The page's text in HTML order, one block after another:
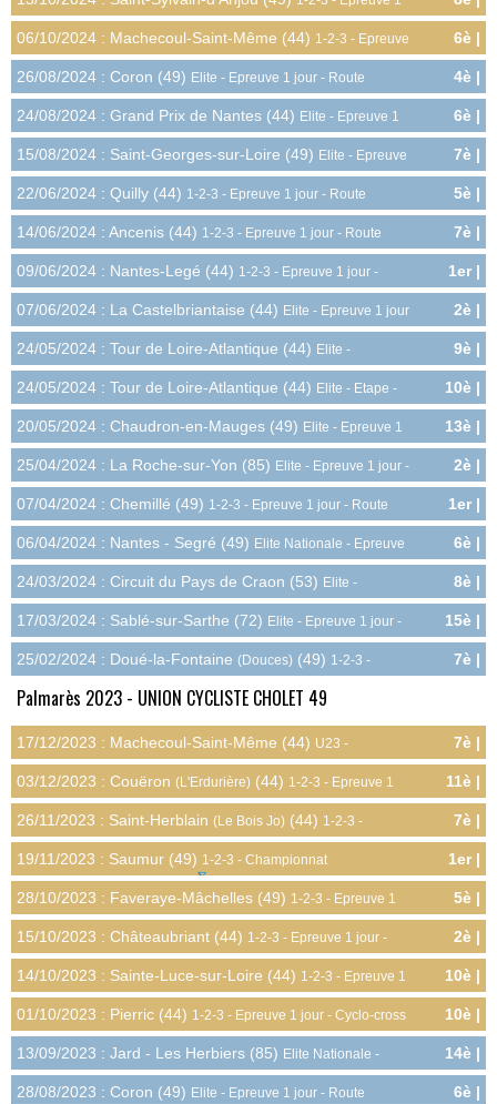
jour - Cyclo-cross
6.0pts
06/10/2024 : Machecoul-Saint-Même (44) 1-2-3 - Epreuve
1 jour - Cyclo-cross
6è |
7.5pts
26/08/2024 : Coron (49) Elite - Epreuve 1 jour - Route
4è |
14.0pts
24/08/2024 : Grand Prix de Nantes (44) Elite - Epreuve 1
jour - Route
6è |
10.0pts
15/08/2024 : Saint-Georges-sur-Loire (49) Elite - Epreuve
1 jour - Route
7è |
9.0pts
22/06/2024 : Quilly (44) 1-2-3 - Epreuve 1 jour - Route
5è |
9.0pts
14/06/2024 : Ancenis (44) 1-2-3 - Epreuve 1 jour - Route
7è |
6.8pts
09/06/2024 : Nantes-Legé (44) 1-2-3 - Epreuve 1 jour -
Route
1er |
15.0pts
07/06/2024 : La Castelbriantaise (44) Elite - Epreuve 1 jour
- Route
2è |
18.0pts
24/05/2024 : Tour de Loire-Atlantique (44) Elite -
Classement Général - Route
9è |
10.5pts
24/05/2024 : Tour de Loire-Atlantique (44) Elite - Etape -
Route
10è |
3.0pts
20/05/2024 : Chaudron-en-Mauges (49) Elite - Epreuve 1
jour - Route CLM
13è |
3.0pts
25/04/2024 : La Roche-sur-Yon (85) Elite - Epreuve 1 jour -
Route
2è |
18.0pts
07/04/2024 : Chemillé (49) 1-2-3 - Epreuve 1 jour - Route
1er |
15.0pts
06/04/2024 : Nantes - Segré (49) Elite Nationale - Epreuve
1 jour - Route
6è |
15.0pts
24/03/2024 : Circuit du Pays de Craon (53) Elite -
Epreuve 1 jour - Route
8è |
8.0pts
17/03/2024 : Sablé-sur-Sarthe (72) Elite - Epreuve 1 jour -
Route
15è |
1.0pts
25/02/2024 : Doué-la-Fontaine (Douces) (49) 1-2-3 -
7è |
6.8pts
Palmarès 2023 - UNION CYCLISTE CHOLET 49
17/12/2023 : Machecoul-Saint-Même (44) U23 -
Championnat Régional - Cyclo-cross
7è |
13.5pts
03/12/2023 : Couëron (L'Erdurière) (44) 1-2-3 - Epreuve 1
jour - Cyclo-cross
11è |
3.8pts
26/11/2023 : Saint-Herblain (Le Bois Jo) (44) 1-2-3 -
Epreuve 1 jour - Cyclo-cross
7è |
6.8pts
19/11/2023 : Saumur (49) 1-2-3 - Championnat
Départemental - Cyclo-cross
1er |
22.5pts
28/10/2023 : Faveraye-Mâchelles (49) 1-2-3 - Epreuve 1
jour - Cyclo-cross
5è |
9.0pts
15/10/2023 : Châteaubriant (44) 1-2-3 - Epreuve 1 jour -
Cyclo-cross
2è |
13.5pts
14/10/2023 : Sainte-Luce-sur-Loire (44) 1-2-3 - Epreuve 1
jour - Cyclo-cross
10è |
4.5pts
01/10/2023 : Pierric (44) 1-2-3 - Epreuve 1 jour - Cyclo-cross
10è |
4.5pts
13/09/2023 : Jard - Les Herbiers (85) Elite Nationale -
Epreuve 1 jour - Route
14è |
3.0pts
28/08/2023 : Coron (49) Elite - Epreuve 1 jour - Route
6è |